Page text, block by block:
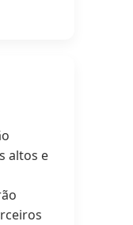
altos e